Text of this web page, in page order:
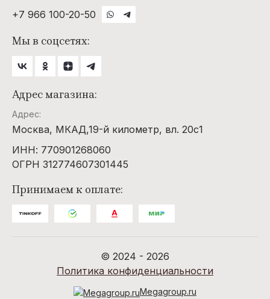
+7 966 100-20-50
Мы в соцсетях:
Адрес магазина:
Адрес:
Москва, МКАД,19-й километр, вл. 20с1
ИНН: 770901268060
ОГРН 312774607301445
Принимаем к оплате:
© 2024 - 2026
Политика конфиденциальности
Megagroup.ru